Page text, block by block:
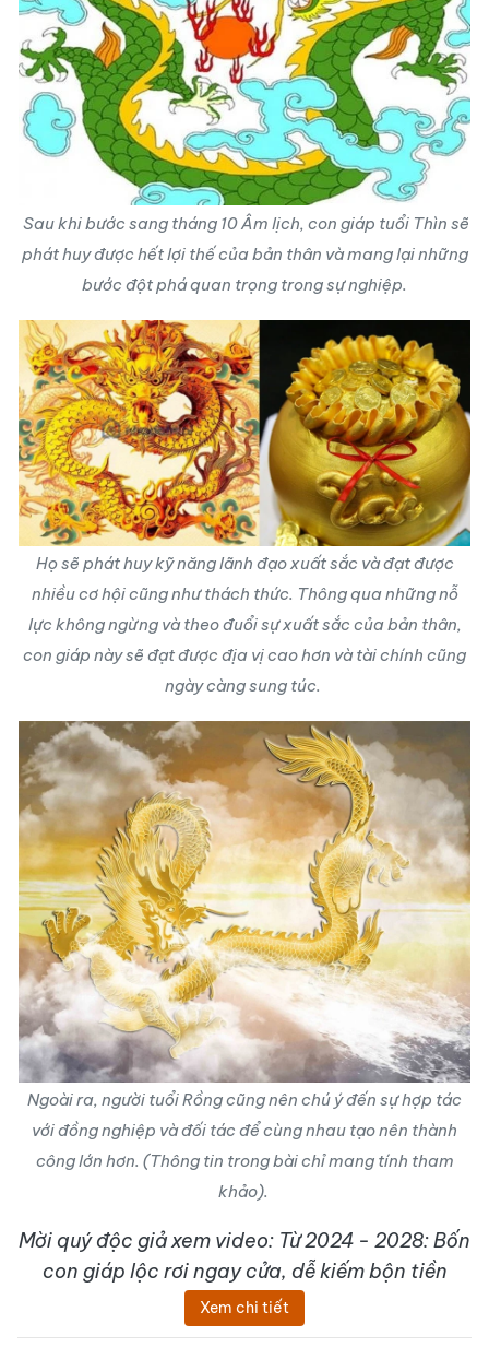
Sau khi bước sang tháng 10 Âm lịch, con giáp tuổi Thìn sẽ
phát huy được hết lợi thế của bản thân và mang lại những
bước đột phá quan trọng trong sự nghiệp.
Họ sẽ phát huy kỹ năng lãnh đạo xuất sắc và đạt được
nhiều cơ hội cũng như thách thức. Thông qua những nỗ
lực không ngừng và theo đuổi sự xuất sắc của bản thân,
con giáp này sẽ đạt được địa vị cao hơn và tài chính cũng
ngày càng sung túc.
Ngoài ra, người tuổi Rồng cũng nên chú ý đến sự hợp tác
với đồng nghiệp và đối tác để cùng nhau tạo nên thành
công lớn hơn. (Thông tin trong bài chỉ mang tính tham
khảo).
Mời quý độc giả xem video: Từ 2024 - 2028: Bốn
con giáp lộc rơi ngay cửa, dễ kiếm bộn tiền
Xem chi tiết